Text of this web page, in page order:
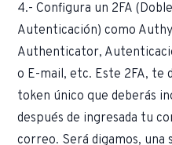
4.- Configura un 2FA
Autenticación) como
Authenticator,
o E-mail, etc. Este 2FA, te
token único que deberás
después de ingresada tu
correo. Será digamos, una